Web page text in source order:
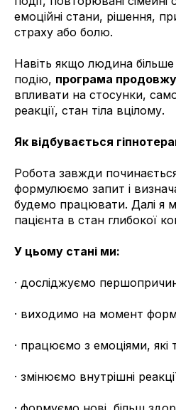
емоційні стани, рішення,
страху або болю.
Навіть якщо людина
подію, програма
впливати на стосунки,
реакції, стан тіла вцілому.
Як відбувається
Робота завжди
формулюємо запит і
будемо працювати. Далі я
пацієнта в стан глибокої
У цьому стані ми:
· досліджуємо
· виходимо на момент
· працюємо з емоціями, які
· змінюємо внутрішні